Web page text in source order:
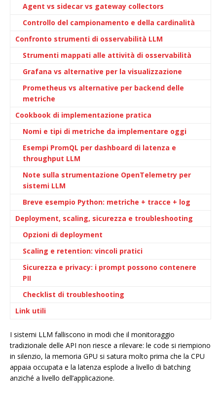
Agent vs sidecar vs gateway collectors
Controllo del campionamento e della cardinalità
Confronto strumenti di osservabilità LLM
Strumenti mappati alle attività di osservabilità
Grafana vs alternative per la visualizzazione
Prometheus vs alternative per backend delle
metriche
Cookbook di implementazione pratica
Nomi e tipi di metriche da implementare oggi
Esempi PromQL per dashboard di latenza e
throughput LLM
Note sulla strumentazione OpenTelemetry per
sistemi LLM
Breve esempio Python: metriche + tracce + log
Deployment, scaling, sicurezza e troubleshooting
Opzioni di deployment
Scaling e retention: vincoli pratici
Sicurezza e privacy: i prompt possono contenere
PII
Checklist di troubleshooting
Link utili
I sistemi LLM falliscono in modi che il monitoraggio
tradizionale delle API non riesce a rilevare: le code si riempiono
in silenzio, la memoria GPU si satura molto prima che la CPU
appaia occupata e la latenza esplode a livello di batching
anziché a livello dell’applicazione.